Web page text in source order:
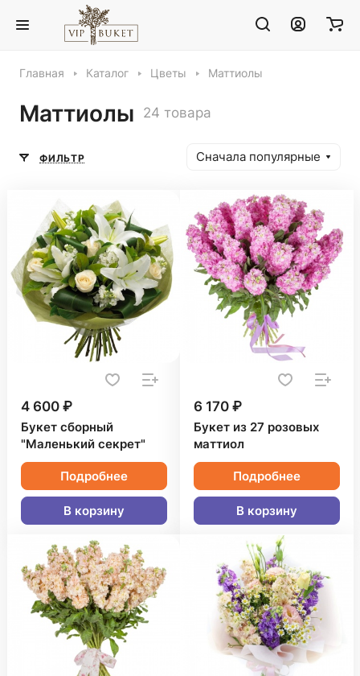
Главная Каталог Цветы Маттиолы
Маттиолы 24 товара
ФИЛЬТР Сначала популярные
4 600 ₽
Букет сборный
"Маленький секрет"
Подробнее
В корзину
6 170 ₽
Букет из 27 розовых
маттиол
Подробнее
В корзину